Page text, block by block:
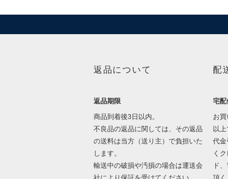
返品について
返品期限
商品到着後3日以内。
不良品の返品に関しては、その返品
の送料は当方（送り主）で負担いた
します。
輸送中の破損や汚損の場合は運送会
配
宅配
お
以
代金
く
ド